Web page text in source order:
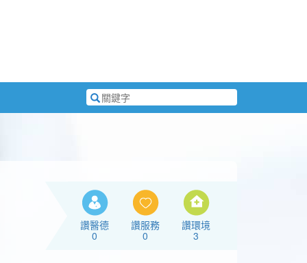
搜
尋
讚醫德
0
讚服務
0
讚環境
3